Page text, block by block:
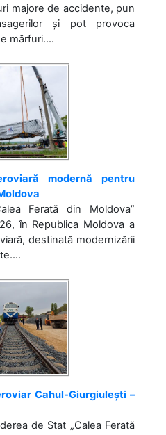
majore de accidente, pun
și pot provoca
mărfuri....
modernă pentru
Ferată din Moldova”
în Republica Moldova a
destinată modernizării
Cahul-Giurgiulești –
de Stat „Calea Ferată